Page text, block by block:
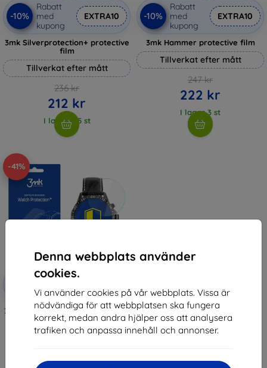
Denna webbplats använder
cookies.
Vi använder cookies på vår webbplats. Vissa är
nödvändiga för att webbplatsen ska fungera
korrekt, medan andra hjälper oss att analysera
trafiken och anpassa innehåll och annonser.
-10%
Rabatt
med
kupong
EXTRA10
3mk Silverprotection+ protective
film
Tillverkat efter mått
236 kr
212 kr
I lager > 5 st
-10%
Rabatt
med
kupong
EXTRA10
3mk Hammer protective film
Tillverkat efter mått
247 kr
222 kr
I lager 3 st
-41%
Rabatt
kupong
3MK FlexibleGlass Watch Rubicon
RNCF02 Hybridglas
150 kr
Sista varan i lager